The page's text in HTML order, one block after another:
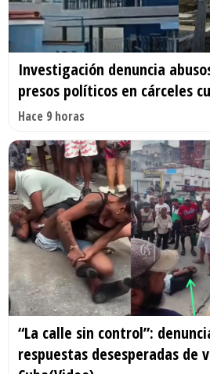
Investigación denuncia
presos políticos en cárceles
Hace 9 horas
“La calle sin control”:
respuestas desesperadas de